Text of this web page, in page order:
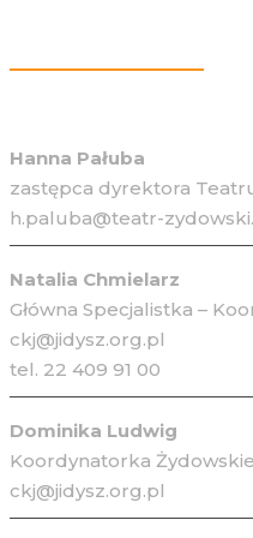
Hanna Pałuba
zastępca dyrektora
h.paluba@teatr-
Natalia Chmielarz
Główna Specjalistka –
ckj@jidysz.org.pl
tel. 22 409 91 00
Dominika Ludwig
Koordynatorka
ckj@jidysz.org.pl